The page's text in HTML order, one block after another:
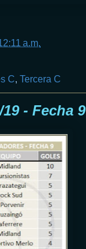
a.m.
C, Tercera C
- Fecha 9